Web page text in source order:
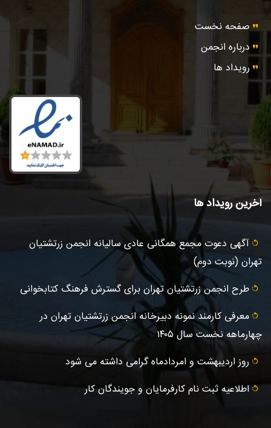
صفحه نخست
درباره انجمن
رویداد ها
آخرین رویداد ها
آگهى دعوت مجمع همگانی عادى ساليانه انجمن زرتشتيان
تهران (نوبت دوم)
طرح انجمن زرتشتیان تهران برای گسترش فرهنگ کتابخوانی
معرفی کارمند نمونه دبیرخانه انجمن زرتشتیان تهران در
چهارماهه نخست سال ۱۴۰۵
روز اردیبهشت و امردادماه گرامی داشته می شود
اطلاعیه ثبت‌ نام کارفرمایان و جویندگان کار